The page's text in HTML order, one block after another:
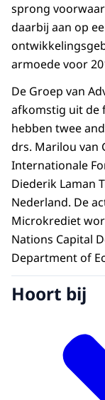
sprong
daarbij aan op
armoede voor
De Groep van
afkomstig uit de
hebben twee
drs. Marilou van
Internationale
Diederik Laman
Nederland. De
Microkrediet
Nations Capital
Department of
Hoort bij